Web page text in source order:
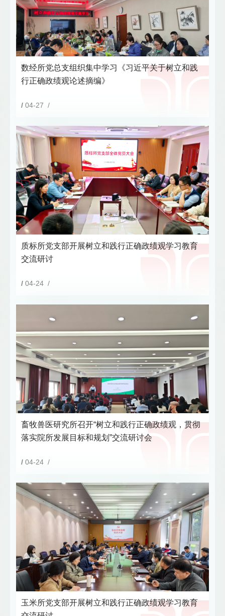
数经所党总支组织集中学习《习近平关于树立和践
行正确政绩观论述摘编》
/ 04-27 /
质标所党支部开展树立和践行正确政绩观学习教育
交流研讨
/ 04-24 /
畜牧兽医研究所召开“树立和践行正确政绩观，贯彻
落实院所发展目标和规划”交流研讨会
/ 04-24 /
玉米所党支部开展树立和践行正确政绩观学习教育